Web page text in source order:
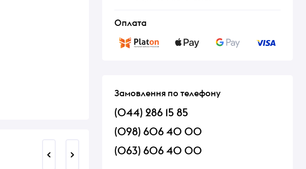
Оплата
Замовлення по телефону
(044) 286 15 85
(098) 606 40 00
(063) 606 40 00